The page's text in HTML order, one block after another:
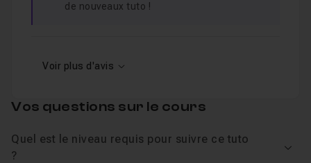
de nouveaux tuto !
Voir plus d'avis
Vos questions sur le cours
Quel est le niveau requis pour suivre ce tuto
?